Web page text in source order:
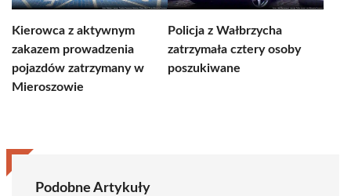
Kierowca z aktywnym
zakazem prowadzenia
pojazdów zatrzymany w
Mieroszowie
Policja z Wałbrzycha
zatrzymała cztery osoby
poszukiwane
Podobne Artykuły